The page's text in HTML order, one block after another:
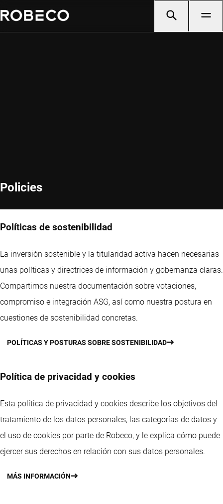
Policies
Políticas de sostenibilidad
La inversión sostenible y la titularidad activa hacen necesarias
unas políticas y directrices de información y gobernanza claras.
Compartimos nuestra documentación sobre votaciones,
compromiso e integración ASG, así como nuestra postura en
cuestiones de sostenibilidad concretas.
POLÍTICAS Y POSTURAS SOBRE SOSTENIBILIDAD
Política de privacidad y cookies
Esta política de privacidad y cookies describe los objetivos del
tratamiento de los datos personales, las categorías de datos y
el uso de cookies por parte de Robeco, y le explica cómo puede
ejercer sus derechos en relación con sus datos personales.
MÁS INFORMACIÓN